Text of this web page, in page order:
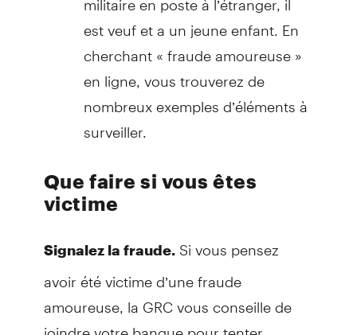
est veuf et a un jeune enfant. En
cherchant « fraude amoureuse »
en ligne, vous trouverez de
nombreux exemples d’éléments à
surveiller.
Que faire si vous êtes
victime
Signalez la fraude. Si vous pensez
avoir été victime d’une fraude
amoureuse, la GRC vous conseille de
joindre votre banque pour tenter